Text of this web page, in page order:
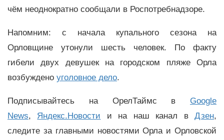
чём неоднократно сообщали в Роспотребнадзоре.
Напомним: с начала купального сезона на
Орловщине утонули шесть человек. По факту
гибели двух девушек на городском пляже Орла
возбуждено уголовное дело.
Подписывайтесь на ОрелТаймс в Google
News, Яндекс.Новости и на наш канал вДзен,
следите за главными новостями Орла и Орловской